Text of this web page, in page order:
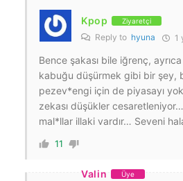
Kpop Ziyaretçi
Reply to hyuna 1
Bence şakası bile iğrenç,
kabuğu düşürmek gibi bir şey,
pezev*engi için de piyasayı
zekası düşükler
mal*llar illaki vardır… Seveni
11
Valin Üye